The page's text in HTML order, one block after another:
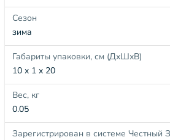
Сезон
зима
Габариты упаковки, см (ДхШхВ)
10 x 1 x 20
Вес, кг
0.05
Зарегистрирован в системе Честный